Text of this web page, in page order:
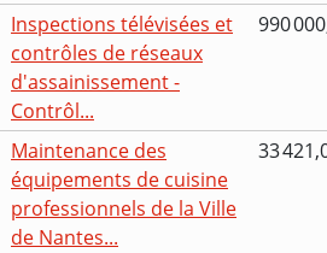
Inspections télévisées et
contrôles de réseaux
d'assainissement -
Contrôl...
990
Maintenance des
équipements de cuisine
professionnels de la Ville
de Nantes...
33